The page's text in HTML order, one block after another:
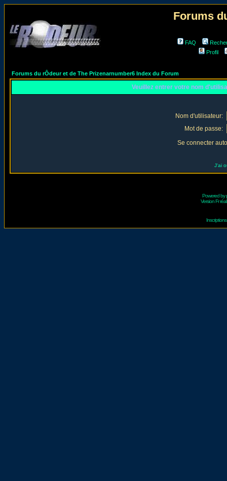
Forums
FAQ
Profil
Forums du rÔdeur et de The Prizenarnumber6 Index du Forum
Veuillez entrer votre nom
Nom d'utilisateur:
Mot de passe:
Se connecter
J'ai
Powered by
Version Fr